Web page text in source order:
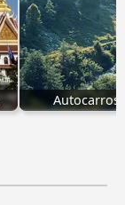
Autocarros